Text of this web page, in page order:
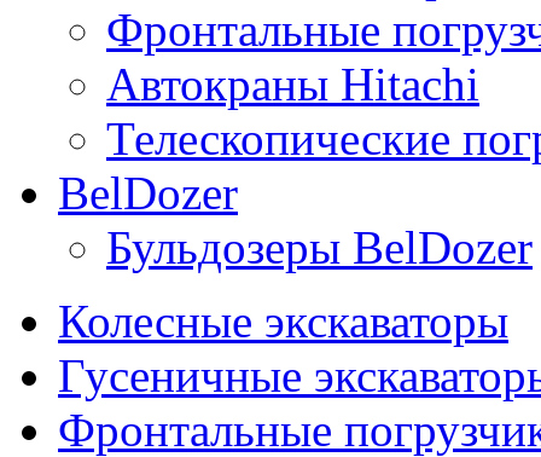
Фронтальные
Автокраны Hitachi
Телескопические
BelDozer
Бульдозеры BelDozer
Колесные экскаваторы
Гусеничные
Фронтальные